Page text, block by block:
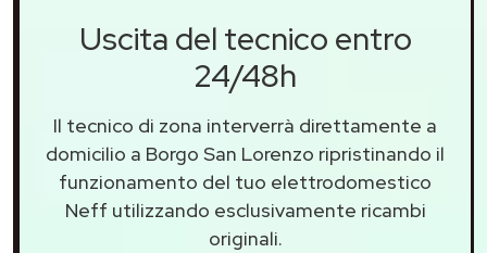
Uscita del tecnico entro
24/48h
Il tecnico di zona interverrà direttamente a
domicilio a Borgo San Lorenzo ripristinando il
funzionamento del tuo elettrodomestico
Neff utilizzando esclusivamente ricambi
originali.